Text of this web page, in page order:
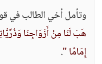
وتأمل أخي الطالب في
هَبْ لَنَا مِنْ أَزْوَاجِنَا
إِمَامًا ".